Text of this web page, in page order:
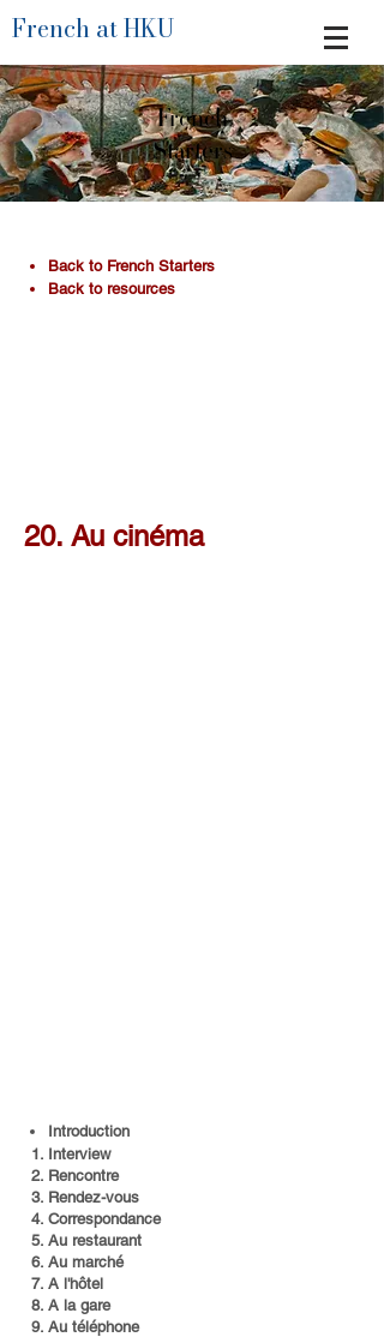
French at HKU
French
Starters
​Back to French Starters
Back to resources
20. Au cinéma
Introduction​
Interview
Rencontre
Rendez-vous
Correspondance
Au restaurant
Au marché
A l'hôtel
A la gare
Au téléphone